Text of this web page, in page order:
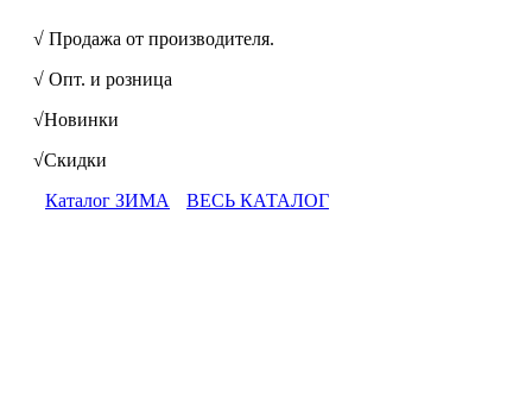
√ Продажа от производителя.
√ Опт. и розница
√Новинки
√Скидки
Каталог ЗИМА
ВЕСЬ КАТАЛОГ